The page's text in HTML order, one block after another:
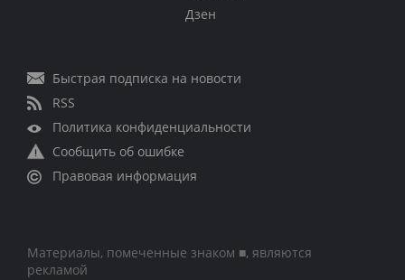
Дзен
Быстрая подписка на новости
RSS
Политика конфиденциальности
Сообщить об ошибке
Правовая информация
Материалы, помеченные знаком ■, являются
рекламой